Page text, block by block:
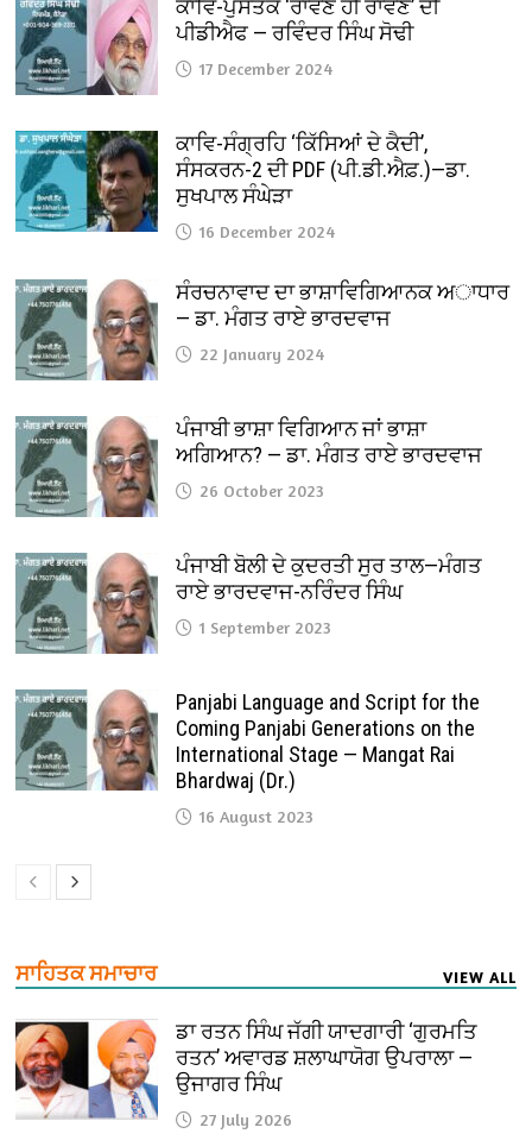
ਕਾਵਿ-ਪੁਸਤਕ ‘ਰਾਵਣ ਹੀ ਰਾਵਣ’ ਦੀ
ਪੀਡੀਐਫ — ਰਵਿੰਦਰ ਸਿੰਘ ਸੋਢੀ
17 December 2024
ਕਾਵਿ-ਸੰਗ੍ਰਹਿ ‘ਕਿੱਸਿਆਂ ਦੇ ਕੈਦੀ’,
ਸੰਸਕਰਨ-2 ਦੀ PDF (ਪੀ.ਡੀ.ਐਫ਼.)—ਡਾ.
ਸੁਖਪਾਲ ਸੰਘੇੜਾ
16 December 2024
ਸੰਰਚਨਾਵਾਦ ਦਾ ਭਾਸ਼ਾਵਿਗਿਆਨਕ ਅਾਧਾਰ
— ਡਾ. ਮੰਗਤ ਰਾਏ ਭਾਰਦਵਾਜ
22 January 2024
ਪੰਜਾਬੀ ਭਾਸ਼ਾ ਵਿਗਿਆਨ ਜਾਂ ਭਾਸ਼ਾ
ਅਗਿਆਨ? — ਡਾ. ਮੰਗਤ ਰਾਏ ਭਾਰਦਵਾਜ
26 October 2023
ਪੰਜਾਬੀ ਬੋਲੀ ਦੇ ਕੁਦਰਤੀ ਸੁਰ ਤਾਲ—ਮੰਗਤ
ਰਾਏ ਭਾਰਦਵਾਜ-ਨਰਿੰਦਰ ਸਿੰਘ
1 September 2023
Panjabi Language and Script for the
Coming Panjabi Generations on the
International Stage — Mangat Rai
Bhardwaj (Dr.)
16 August 2023
ਸਾਹਿਤਕ ਸਮਾਚਾਰ VIEW ALL
ਡਾ ਰਤਨ ਸਿੰਘ ਜੱਗੀ ਯਾਦਗਾਰੀ ‘ਗੁਰਮਤਿ
ਰਤਨ’ ਅਵਾਰਡ ਸ਼ਲਾਘਾਯੋਗ ਉਪਰਾਲਾ —
ਉਜਾਗਰ ਸਿੰਘ
27 July 2026